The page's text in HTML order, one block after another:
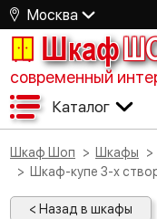
Москва
Шкаф
современный
Каталог
Шкаф Шоп Шкафы
Шкаф-купе 3-х
< Назад в шкафы